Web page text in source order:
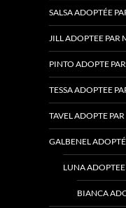
SALSA ADOPTÉE
JILL ADOPTEE PAR
PINTO ADOPTE
TESSA ADOPTEE
TAVEL ADOPTE
GALBENEL
LUNA
BIANCA